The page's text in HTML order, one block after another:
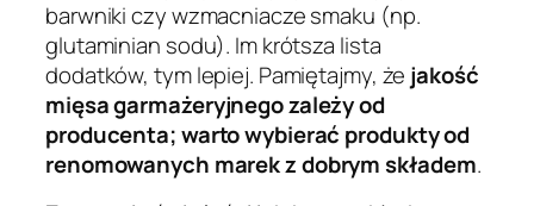
barwniki czy wzmacniacze smaku (np.
glutaminian sodu). Im krótsza lista
dodatków, tym lepiej. Pamiętajmy, że jakość
mięsa garmażeryjnego zależy od
producenta; warto wybierać produkty od
renomowanych marek z dobrym składem.